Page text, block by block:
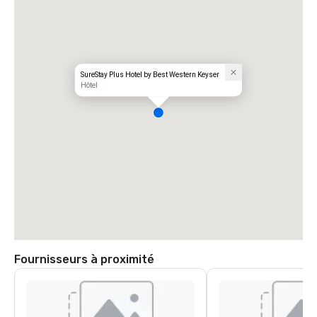
SureStay Plus Hotel by Best Western Keyser
Hôtel
Fournisseurs à proximité